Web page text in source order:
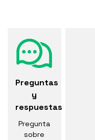
Preguntas
y
respuestas
Pregunta
sobre